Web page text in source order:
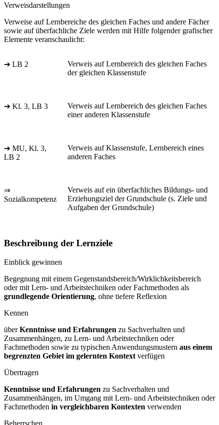
Verweisdarstellungen
Verweise auf Lernbereiche des gleichen Faches und andere Fächer
sowie auf überfachliche Ziele werden mit Hilfe folgender grafischer
Elemente veranschaulicht:
➔ LB 2
Verweis auf Lernbereich des gleichen Faches
der gleichen Klassenstufe
➔ Kl. 3, LB 3
Verweis auf Lernbereich des gleichen Faches
einer anderen Klassenstufe
➔ MU, Kl. 3,
LB 2
Verweis auf Klassenstufe, Lernbereich eines
anderen Faches
⇒
Sozialkompetenz
Verweis auf ein überfachliches Bildungs- und
Erziehungsziel der Grundschule (s. Ziele und
Aufgaben der Grundschule)
Beschreibung der Lernziele
Einblick gewinnen
Begegnung mit einem Gegenstandsbereich/Wirklichkeitsbereich
oder mit Lern- und Arbeitstechniken oder Fachmethoden als
grundlegende Orientierung, ohne tiefere Reflexion
Kennen
überKenntnisse und Erfahrungen zu Sachverhalten und
Zusammenhängen, zu Lern- und Arbeitstechniken oder
Fachmethoden sowie zu typischen Anwendungsmustern aus einem
begrenzten Gebiet im gelernten Kontext verfügen
Übertragen
Kenntnisse und Erfahrungen zu Sachverhalten und
Zusammenhängen, im Umgang mit Lern- und Arbeitstechniken oder
Fachmethoden in vergleichbaren Kontexten verwenden
Beherrschen